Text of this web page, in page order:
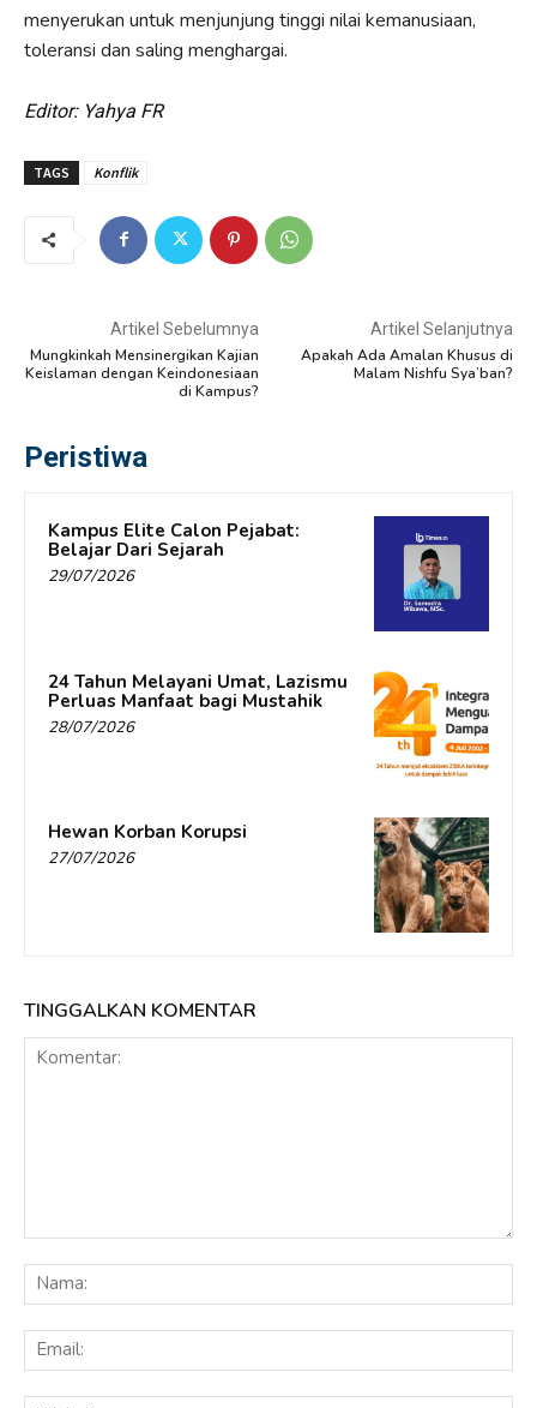
menyerukan untuk menjunjung tinggi nilai kemanusiaan,
toleransi dan saling menghargai.
Editor: Yahya FR
TAGS Konflik
Artikel Sebelumnya
Mungkinkah Mensinergikan Kajian
Keislaman dengan Keindonesiaan
di Kampus?
Artikel Selanjutnya
Apakah Ada Amalan Khusus di
Malam Nishfu Sya’ban?
Peristiwa
Kampus Elite Calon Pejabat:
Belajar Dari Sejarah
29/07/2026
24 Tahun Melayani Umat, Lazismu
Perluas Manfaat bagi Mustahik
28/07/2026
Hewan Korban Korupsi
27/07/2026
TINGGALKAN KOMENTAR